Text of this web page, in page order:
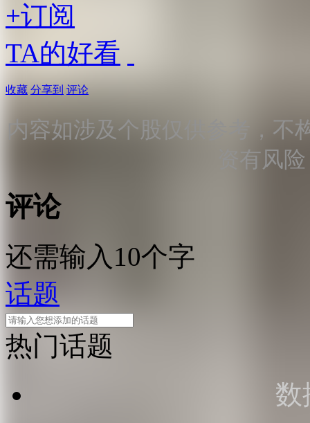
+订阅
TA的好看
收藏 分享到 评论
内容如涉及个股仅供参考，不
资有风
评论
还需输入10个字
话题
热门话题
数